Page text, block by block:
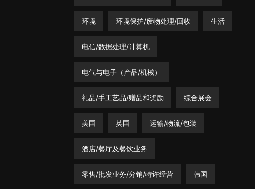
环境 环境保护/废物处理/回收 生活
电信/数据处理/计算机
电气与电子（产品/机械）
礼品/手工艺品/赠品和奖励 综合展会
美国 英国 运输/物流/包装
酒店/餐厅及餐饮业务
零售/批发业务/分销/特许经营 韩国